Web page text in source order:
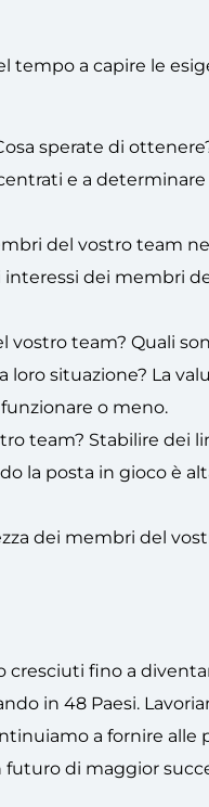
tempo a capire le
sperate di
e a determinare
del vostro team
interessi dei membri
vostro team? Quali
situazione? La
o meno.
team? Stabilire dei
la posta in gioco è
dei membri del
cresciuti fino a
in 48 Paesi.
a fornire alle
di maggior